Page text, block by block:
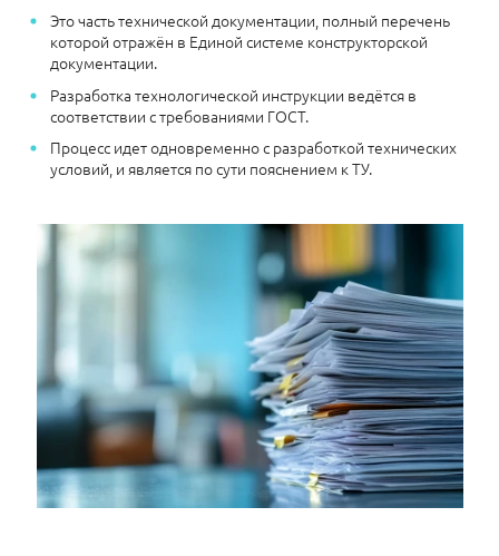
Это часть технической документации, полный перечень
которой отражён в Единой системе конструкторской
документации.
Разработка технологической инструкции ведётся в
соответствии с требованиями ГОСТ.
Процесс идет одновременно с разработкой технических
условий, и является по сути пояснением к ТУ.